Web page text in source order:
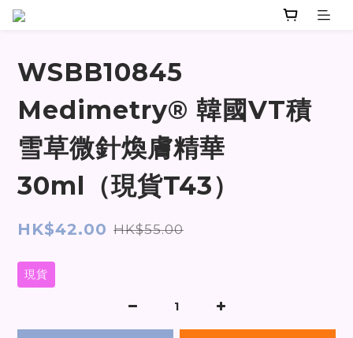
WSBB10845
Medimetry® 韓國VT積
雪草微針煥膚精華
30ml（現貨T43）
HK$42.00 HK$55.00
現貨